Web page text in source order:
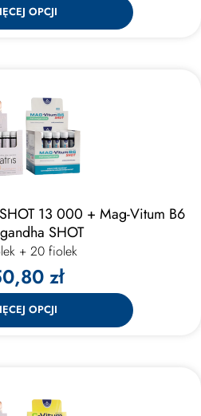
OPCJI
13 000 + Mag-Vitum B6
SHOT
+ 20 fiolek
zł
OPCJI